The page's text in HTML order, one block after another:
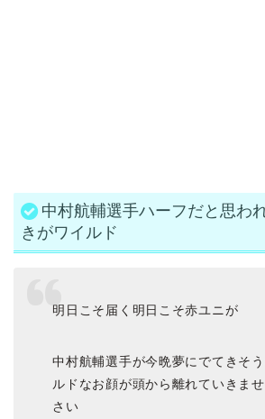
中村航輔選手ハーフだと思わ
きがワイルド
明日こそ届く明日こそ赤ユニが
中村航輔選手が今晩夢にでてきそ
ルドなお顔が頭から離れていきま
さい